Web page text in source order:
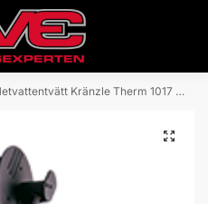
Kränzle Therm 1017 med vinda